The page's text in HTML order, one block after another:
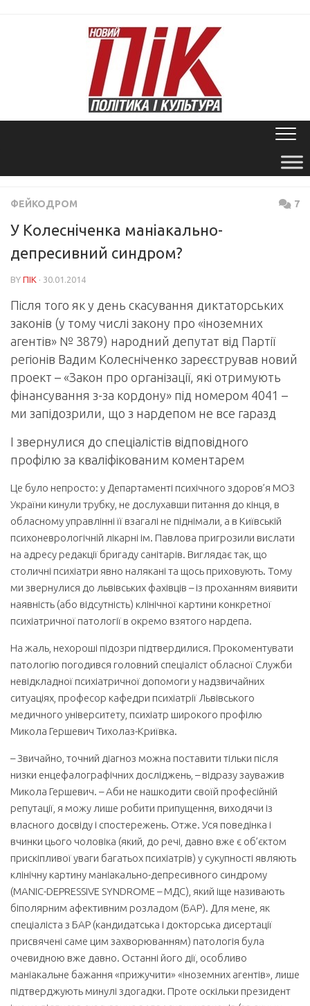
ФЕЙКОДРОМ 7
У Колесніченка маніакально-
депресивний синдром?
BY ПІК · 30.01.2014
Після того як у день скасування диктаторських
законів (у тому числі закону про «іноземних
агентів» № 3879) народний депутат від Партії
регіонів Вадим Колесніченко зареєстрував новий
проект – «Закон про організації, які отримують
фінансування з-за кордону» під номером 4041 –
ми запідозрили, що з нардепом не все гаразд
І звернулися до спеціалістів відповідного
профілю за кваліфікованим коментарем
Це було непросто: у Департаменті психічного здоров’я МОЗ
України кинули трубку, не дослухавши питання до кінця, в
обласному управлінні її взагалі не піднімали, а в Київській
психоневрологічній лікарні ім. Павлова пригрозили вислати
на адресу редакції бригаду санітарів. Виглядає так, що
столичні психіатри явно налякані та щось приховують. Тому
ми звернулися до львівських фахівців – із проханням виявити
наявність (або відсутність) клінічної картини конкретної
психіатричної патології в окремо взятого нардепа.
На жаль, нехороші підозри підтвердилися. Прокоментувати
патологію погодився головний спеціаліст обласної Служби
невідкладної психіатричної допомоги у надзвичайних
ситуаціях, професор кафедри психіатрії Львівського
медичного університету, психіатр широкого профілю
Микола Гершевич Тихолаз-Криївка.
– Звичайно, точний діагноз можна поставити тільки після
низки енцефалографічних досліджень, – відразу зауважив
Микола Гершевич. – Аби не нашкодити своїй професійній
репутації, я можу лише робити припущення, виходячи із
власного досвіду і спостережень. Отже. Уся поведінка і
вчинки цього чоловіка (який, до речі, давно вже є об’єктом
прискіпливої уваги багатьох психіатрів) у сукупності являють
клінічну картину маніакально-депресивного синдрому
(MANIC-DEPRESSIVE SYNDROME – МДС), який іще називають
біполярним афективним розладом (БАР). Для мене, як
спеціаліста з БАР (кандидатська і докторська дисертації
присвячені саме цим захворюванням) патологія була
очевидною вже давно. Останні його дії, особливо
маніакальне бажання «прижучити» «іноземних агентів», лише
підтверджують минулі здогадки. Проте оскільки президент